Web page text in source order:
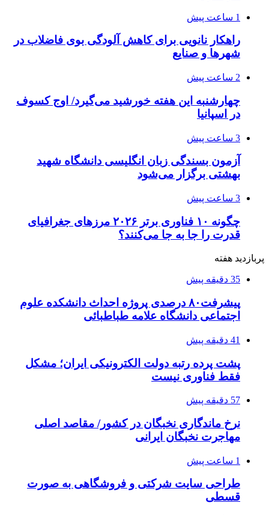
1 ساعت پیش
راهکار نانویی برای کاهش آلودگی بوی فاضلاب در
شهرها و صنایع
2 ساعت پیش
چهارشنبه این هفته خورشید می‌گیرد/ اوج کسوف
در اسپانیا
3 ساعت پیش
آزمون بسندگی زبان انگلیسی دانشگاه شهید
بهشتی برگزار می‌شود
3 ساعت پیش
چگونه ۱۰ فناوری برتر ۲۰۲۶ مرزهای جغرافیای
قدرت را جا به جا می‌کنند؟
پربازدید هفته
35 دقیقه پیش
پیشرفت۸۰ درصدی پروژه احداث دانشکده علوم
اجتماعی دانشگاه علامه طباطبائی
41 دقیقه پیش
پشت پرده رتبه دولت الکترونیکی ایران؛ مشکل
فقط فناوری نیست
57 دقیقه پیش
نرخ ماندگاری نخبگان در کشور/ مقاصد اصلی
مهاجرت نخبگان ایرانی
1 ساعت پیش
طراحی سایت شرکتی و فروشگاهی به صورت
قسطی